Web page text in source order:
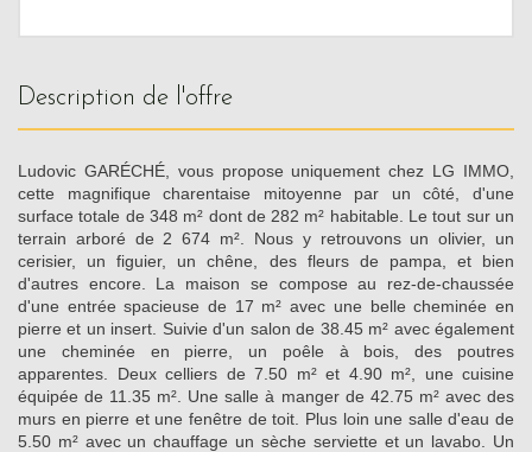
description de l'offre
Ludovic GARÉCHÉ, vous propose uniquement chez LG IMMO,
cette magnifique charentaise mitoyenne par un côté, d'une
surface totale de 348 m² dont de 282 m² habitable. Le tout sur un
terrain arboré de 2 674 m². Nous y retrouvons un olivier, un
cerisier, un figuier, un chêne, des fleurs de pampa, et bien
d'autres encore. La maison se compose au rez-de-chaussée
d'une entrée spacieuse de 17 m² avec une belle cheminée en
pierre et un insert. Suivie d'un salon de 38.45 m² avec également
une cheminée en pierre, un poêle à bois, des poutres
apparentes. Deux celliers de 7.50 m² et 4.90 m², une cuisine
équipée de 11.35 m². Une salle à manger de 42.75 m² avec des
murs en pierre et une fenêtre de toit. Plus loin une salle d'eau de
5.50 m² avec un chauffage un sèche serviette et un lavabo. Un